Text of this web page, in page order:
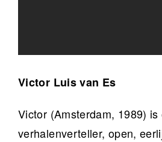
Victor Luis van Es
Victor (Amsterdam, 1989) is
verhalenverteller, open,